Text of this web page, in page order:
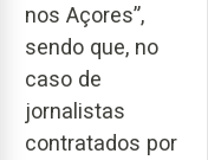
nos Açores”,
sendo que, no
caso de
jornalistas
contratados por